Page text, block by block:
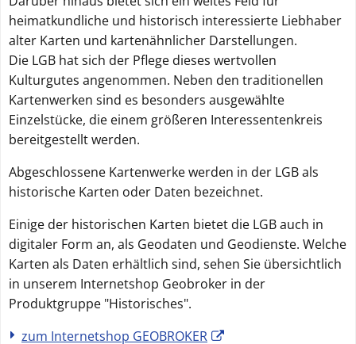
Webanalyse
zulassen
Webanalyse
ablehnen
heimatkundliche und historisch interessierte Liebhaber
alter Karten und kartenähnlicher Darstellungen.
Die LGB hat sich der Pflege dieses wertvollen
Kulturgutes angenommen. Neben den traditionellen
Kartenwerken sind es besonders ausgewählte
Einzelstücke, die einem größeren Interessentenkreis
bereitgestellt werden.
Abgeschlossene Kartenwerke werden in der LGB als
historische Karten oder Daten bezeichnet.
Einige der historischen Karten bietet die LGB auch in
digitaler Form an, als Geodaten und Geodienste. Welche
Karten als Daten erhältlich sind, sehen Sie übersichtlich
in unserem Internetshop Geobroker in der
Produktgruppe "Historisches".
zum Internetshop GEOBROKER